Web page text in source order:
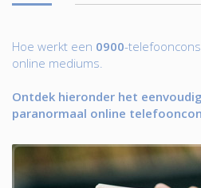
Hoe werkt een 0900-
online mediums.
Ontdek hieronder het
paranormaal online